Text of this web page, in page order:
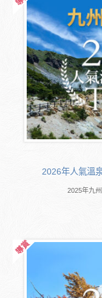
2026年人氣溫
2025年九